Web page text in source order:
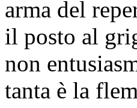
arma del
il posto al
non
tanta è la